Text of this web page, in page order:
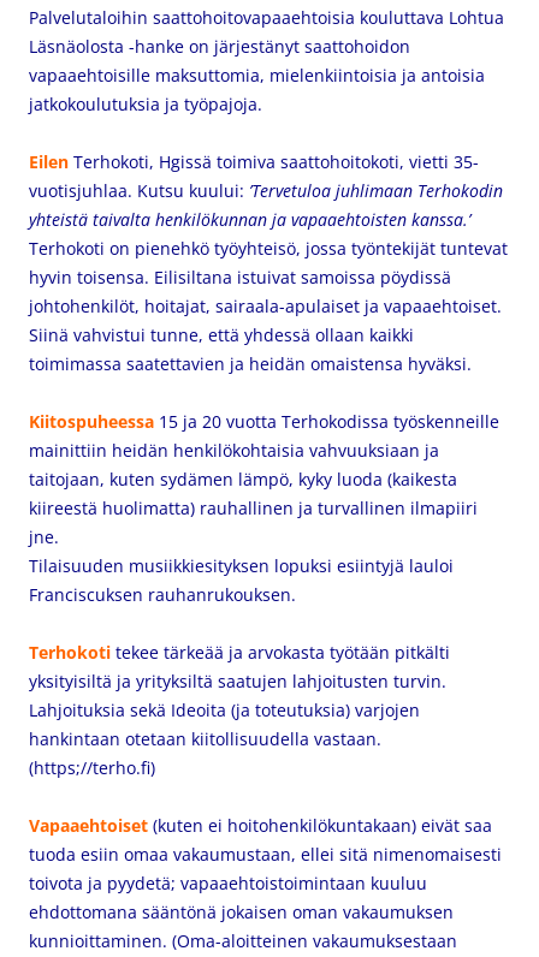
Palvelutaloihin saattohoitovapaaehtoisia kouluttava Lohtua
Läsnäolosta -hanke on järjestänyt saattohoidon
vapaaehtoisille maksuttomia, mielenkiintoisia ja antoisia
jatkokoulutuksia ja työpajoja.
Eilen Terhokoti, Hgissä toimiva saattohoitokoti, vietti 35-
vuotisjuhlaa. Kutsu kuului: ’Tervetuloa juhlimaan Terhokodin
yhteistä taivalta henkilökunnan ja vapaaehtoisten kanssa.’
Terhokoti on pienehkö työyhteisö, jossa työntekijät tuntevat
hyvin toisensa. Eilisiltana istuivat samoissa pöydissä
johtohenkilöt, hoitajat, sairaala-apulaiset ja vapaaehtoiset.
Siinä vahvistui tunne, että yhdessä ollaan kaikki
toimimassa saatettavien ja heidän omaistensa hyväksi.
Kiitospuheessa 15 ja 20 vuotta Terhokodissa työskenneille
mainittiin heidän henkilökohtaisia vahvuuksiaan ja
taitojaan, kuten sydämen lämpö, kyky luoda (kaikesta
kiireestä huolimatta) rauhallinen ja turvallinen ilmapiiri
jne.
Tilaisuuden musiikkiesityksen lopuksi esiintyjä lauloi
Franciscuksen rauhanrukouksen.
Terhokoti tekee tärkeää ja arvokasta työtään pitkälti
yksityisiltä ja yrityksiltä saatujen lahjoitusten turvin.
Lahjoituksia sekä Ideoita (ja toteutuksia) varjojen
hankintaan otetaan kiitollisuudella vastaan.
(https;//terho.fi)
Vapaaehtoiset (kuten ei hoitohenkilökuntakaan) eivät saa
tuoda esiin omaa vakaumustaan, ellei sitä nimenomaisesti
toivota ja pyydetä; vapaaehtoistoimintaan kuuluu
ehdottomana sääntönä jokaisen oman vakaumuksen
kunnioittaminen. (Oma-aloitteinen vakaumuksestaan